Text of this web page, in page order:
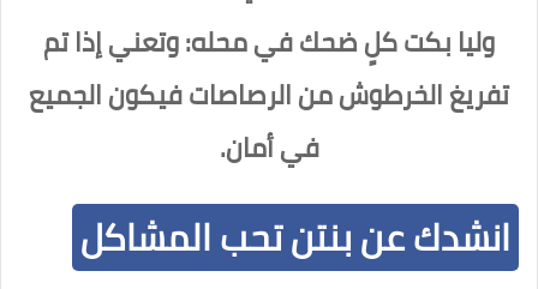
وليا بكت كلٍ ضحك في محله: وتعني إذا تم
تفريغ الخرطوش من الرصاصات فيكون الجميع
في أمان.
انشدك عن بنتن تحب المشاكل